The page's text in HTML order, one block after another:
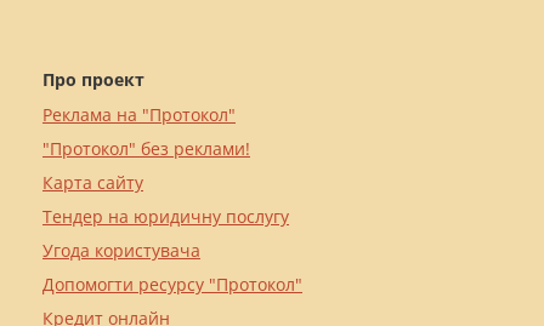
Про проект
Реклама на "Протокол"
"Протокол" без реклами!
Карта сайту
Тендер на юридичну послугу
Угода користувача
Допомогти ресурсу "Протокол"
Кредит онлайн